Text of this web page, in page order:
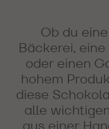
Ob du
Bäckerei,
oder einen
hohem
diese
alle
aus einer